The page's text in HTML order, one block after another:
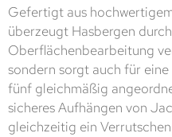
Gefertigt aus
überzeugt Hasbergen
Oberflächenbearbeitung
sondern sorgt auch für
fünf gleichmäßig
sicheres Aufhängen von
gleichzeitig ein